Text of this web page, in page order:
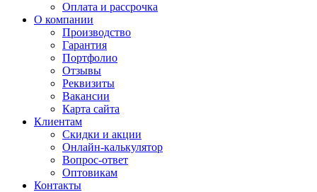
Оплата и рассрочка
О компании
Производство
Гарантия
Портфолио
Отзывы
Реквизиты
Вакансии
Карта сайта
Клиентам
Скидки и акции
Онлайн-калькулятор
Вопрос-ответ
Оптовикам
Контакты